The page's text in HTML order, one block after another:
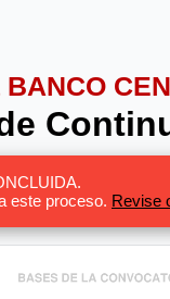
este proceso. Revise